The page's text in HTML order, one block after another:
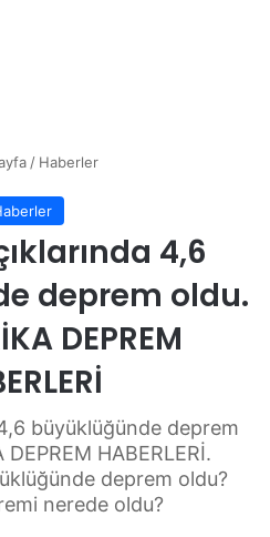
/ Haberler
4,6
deprem oldu.
DEPREM
büyüklüğünde deprem
HABERLERİ.
deprem oldu?
nerede oldu?